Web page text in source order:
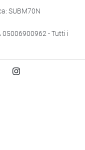
05006900962 - Tutti i
SUBM70N